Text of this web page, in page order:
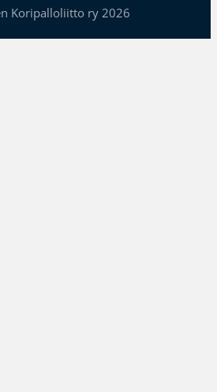
Koripalloliitto ry 2026